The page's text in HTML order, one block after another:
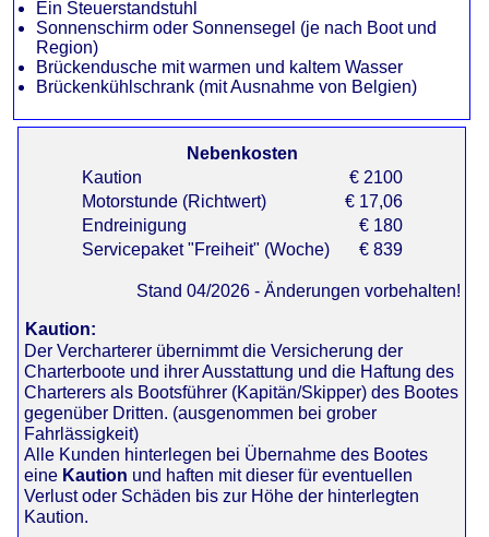
Ein Steuerstandstuhl
Sonnenschirm oder Sonnensegel (je nach Boot und
Region)
Brückendusche mit warmen und kaltem Wasser
Brückenkühlschrank (mit Ausnahme von Belgien)
Nebenkosten
Kaution
2100
Motorstunde (Richtwert)
17,06
Endreinigung
180
Servicepaket "Freiheit" (Woche)
839
Stand 04/2026 - Änderungen vorbehalten!
Kaution:
Der Vercharterer übernimmt die Versicherung der
Charterboote und ihrer Ausstattung und die Haftung des
Charterers als Bootsführer (Kapitän/Skipper) des Bootes
gegenüber Dritten. (ausgenommen bei grober
Fahrlässigkeit)
Alle Kunden hinterlegen bei Übernahme des Bootes
eine Kaution und haften mit dieser für eventuellen
Verlust oder Schäden bis zur Höhe der hinterlegten
Kaution.